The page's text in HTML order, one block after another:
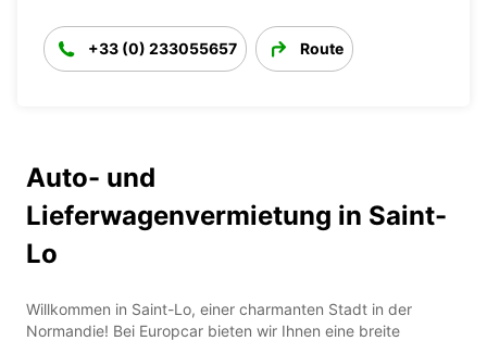
+33 (0) 233055657 Route
Auto- und
Lieferwagenvermietung in Saint-
Lo
Willkommen in Saint-Lo, einer charmanten Stadt in der
Normandie! Bei Europcar bieten wir Ihnen eine breite